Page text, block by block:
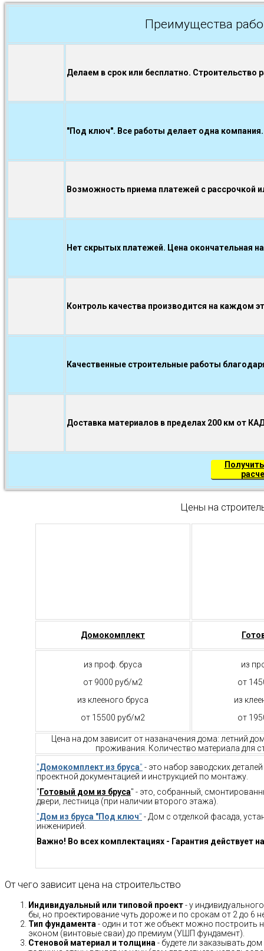
Преимущества
Делаем в срок или бесплатно. Строительство
"Под ключ". Все работы делает одна компания.
Возможность приема платежей с рассрочкой
Нет скрытых платежей. Цена окончательная
Контроль качества производится на каждом
Качественные строительные работы
Доставка материалов в пределах 200 км от
Цены на
Домокомплект
из проф. бруса
от 9000 руб/м2
из клееного бруса
от 15500 руб/м2
из
от
из
от
Цена на дом зависит от назаначения дома: летний
проживания. Количество материала для
"Домокомплект из бруса" - это набор заводских
проектной документацией и инструкцией по монтажу.
" Готовый дом из бруса" - это, собранный,
двери, лестница (при наличии второго этажа).
"Дом из бруса "Под ключ" - Дом с отделкой фасада,
инженирией.
Важно! Во всех комплектациях - Гарантия действует
От чего зависит цена на строительство
Индивидуальный или типовой проект- у
бы, но проектирование чуть дороже и по срокам от 2 до 6
Тип фундамента - один и тот же объект можно построить
эконом (винтовые сваи) до премиум (УШП фундамент).
Стеновой материал и толщина - будете ли заказывать